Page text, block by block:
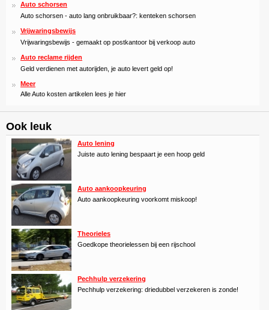
Auto schorsen
Auto schorsen - auto lang onbruikbaar?: kenteken schorsen
Vrijwaringsbewijs
Vrijwaringsbewijs - gemaakt op postkantoor bij verkoop auto
Auto reclame rijden
Geld verdienen met autorijden, je auto levert geld op!
Meer
Alle Auto kosten artikelen lees je hier
Ook leuk
Auto lening
Juiste auto lening bespaart je een hoop geld
Auto aankoopkeuring
Auto aankoopkeuring voorkomt miskoop!
Theorieles
Goedkope theorielessen bij een rijschool
Pechhulp verzekering
Pechhulp verzekering: driedubbel verzekeren is zonde!